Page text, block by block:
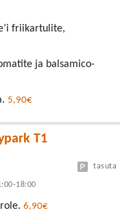
friikartulite,
ja balsamico-
5,90€
T1
18:00
tasuta
6,90€